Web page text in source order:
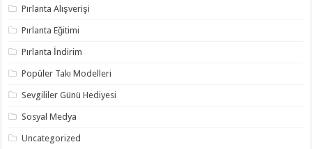
Pırlanta Alışverişi
Pırlanta Eğitimi
Pırlanta İndirim
Popüler Takı Modelleri
Sevgililer Günü Hediyesi
Sosyal Medya
Uncategorized